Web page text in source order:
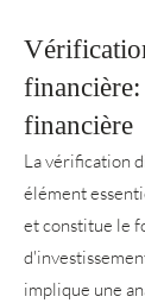
financière
La vérification
élément
et constitue le
implique une